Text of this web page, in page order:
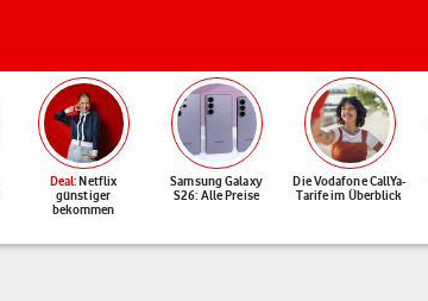
Deal: Netflix
günstiger
bekommen
Samsung Galaxy
S26: Alle Preise
Die Vodafone CallYa-
Tarife im Überblick